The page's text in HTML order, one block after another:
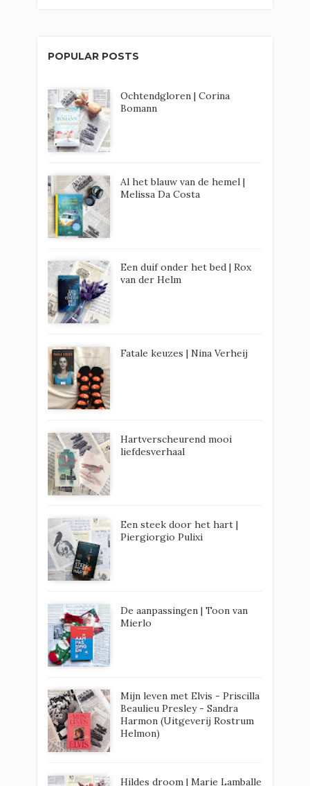
POPULAR POSTS
Ochtendgloren | Corina
Bomann
Al het blauw van de hemel |
Melissa Da Costa
Een duif onder het bed | Rox
van der Helm
Fatale keuzes | Nina Verheij
Hartverscheurend mooi
liefdesverhaal
Een steek door het hart |
Piergiorgio Pulixi
De aanpassingen | Toon van
Mierlo
Mijn leven met Elvis - Priscilla
Beaulieu Presley - Sandra
Harmon (Uitgeverij Rostrum
Helmon)
Hildes droom | Marie Lamballe